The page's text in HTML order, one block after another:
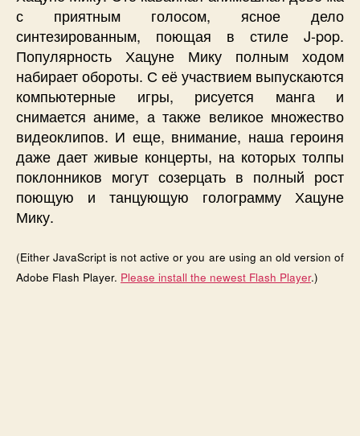
с приятным голосом, ясное дело
синтезированным, поющая в стиле J-pop.
Популярность Хацуне Мику полным ходом
набирает обороты. С её участвием выпускаются
компьютерные игры, рисуется манга и
снимается аниме, а также великое множество
видеоклипов. И еще, внимание, наша героиня
даже дает живые концерты, на которых толпы
поклонников могут созерцать в полный рост
поющую и танцующую голограмму Хацуне
Мику.
(Either JavaScript is not active or you are using an old version of
Adobe Flash Player. Please install the newest Flash Player.)